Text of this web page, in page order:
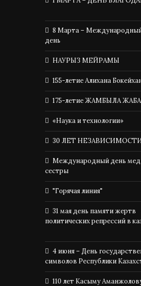
8 Марта –
день
НАУРЫЗ МЕЙРАМЫ
155-летие Алихана
175-летие ЖАМБЫЛА
«Наука и технологии»
30 ЛЕТ
Международный день
сестры
"Горячая линия"
31 мая день памяти жертв
политических репрессий в
4 июня – День
символов Республики
110 лет Касыму